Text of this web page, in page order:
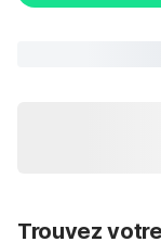
Trouvez